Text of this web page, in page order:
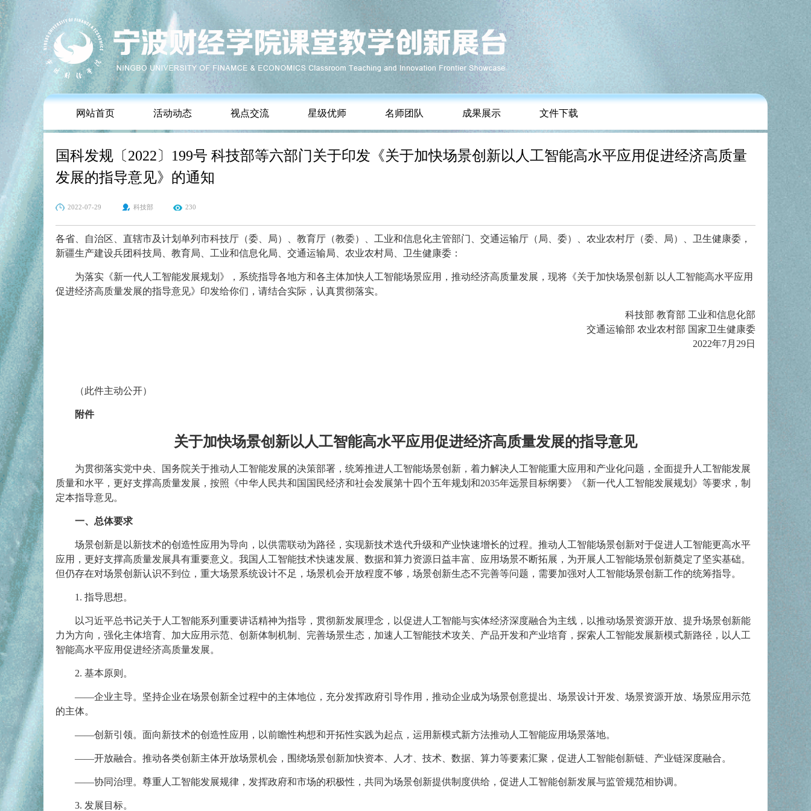
网站首页 活动动态 视点交流 星级优师 名师团队 成果展示 文件下载
国科发规〔2022〕199号 科技部等六部门关于印发《关于加快场景创新以人工智能高水平应用促进经济高质量
发展的指导意见》的通知
2022-07-29 科技部 230
各省、自治区、直辖市及计划单列市科技厅（委、局）、教育厅（教委）、工业和信息化主管部门、交通运输厅（局、委）、农业农村厅（委、局）、卫生健康委，
新疆生产建设兵团科技局、教育局、工业和信息化局、交通运输局、农业农村局、卫生健康委：
为落实《新一代人工智能发展规划》，系统指导各地方和各主体加快人工智能场景应用，推动经济高质量发展，现将《关于加快场景创新 以人工智能高水平应用
促进经济高质量发展的指导意见》印发给你们，请结合实际，认真贯彻落实。
科技部 教育部 工业和信息化部
交通运输部 农业农村部 国家卫生健康委
2022年7月29日
（此件主动公开）
附件
关于加快场景创新以人工智能高水平应用促进经济高质量发展的指导意见
为贯彻落实党中央、国务院关于推动人工智能发展的决策部署，统筹推进人工智能场景创新，着力解决人工智能重大应用和产业化问题，全面提升人工智能发展
质量和水平，更好支撑高质量发展，按照《中华人民共和国国民经济和社会发展第十四个五年规划和2035年远景目标纲要》《新一代人工智能发展规划》等要求，制
定本指导意见。
一、总体要求
场景创新是以新技术的创造性应用为导向，以供需联动为路径，实现新技术迭代升级和产业快速增长的过程。推动人工智能场景创新对于促进人工智能更高水平
应用，更好支撑高质量发展具有重要意义。我国人工智能技术快速发展、数据和算力资源日益丰富、应用场景不断拓展，为开展人工智能场景创新奠定了坚实基础。
但仍存在对场景创新认识不到位，重大场景系统设计不足，场景机会开放程度不够，场景创新生态不完善等问题，需要加强对人工智能场景创新工作的统筹指导。
1. 指导思想。
以习近平总书记关于人工智能系列重要讲话精神为指导，贯彻新发展理念，以促进人工智能与实体经济深度融合为主线，以推动场景资源开放、提升场景创新能
力为方向，强化主体培育、加大应用示范、创新体制机制、完善场景生态，加速人工智能技术攻关、产品开发和产业培育，探索人工智能发展新模式新路径，以人工
智能高水平应用促进经济高质量发展。
2. 基本原则。
——企业主导。坚持企业在场景创新全过程中的主体地位，充分发挥政府引导作用，推动企业成为场景创意提出、场景设计开发、场景资源开放、场景应用示范
的主体。
——创新引领。面向新技术的创造性应用，以前瞻性构想和开拓性实践为起点，运用新模式新方法推动人工智能应用场景落地。
——开放融合。推动各类创新主体开放场景机会，围绕场景创新加快资本、人才、技术、数据、算力等要素汇聚，促进人工智能创新链、产业链深度融合。
——协同治理。尊重人工智能发展规律，发挥政府和市场的积极性，共同为场景创新提供制度供给，促进人工智能创新发展与监管规范相协调。
3. 发展目标。